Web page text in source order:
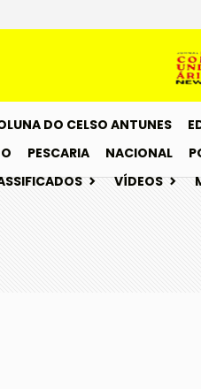
DO CELSO ANTUNES
PESCARIA NACIONAL
VÍDEOS